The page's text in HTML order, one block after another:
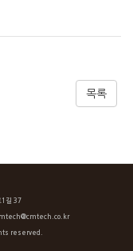
목록
1길 37
reserved.